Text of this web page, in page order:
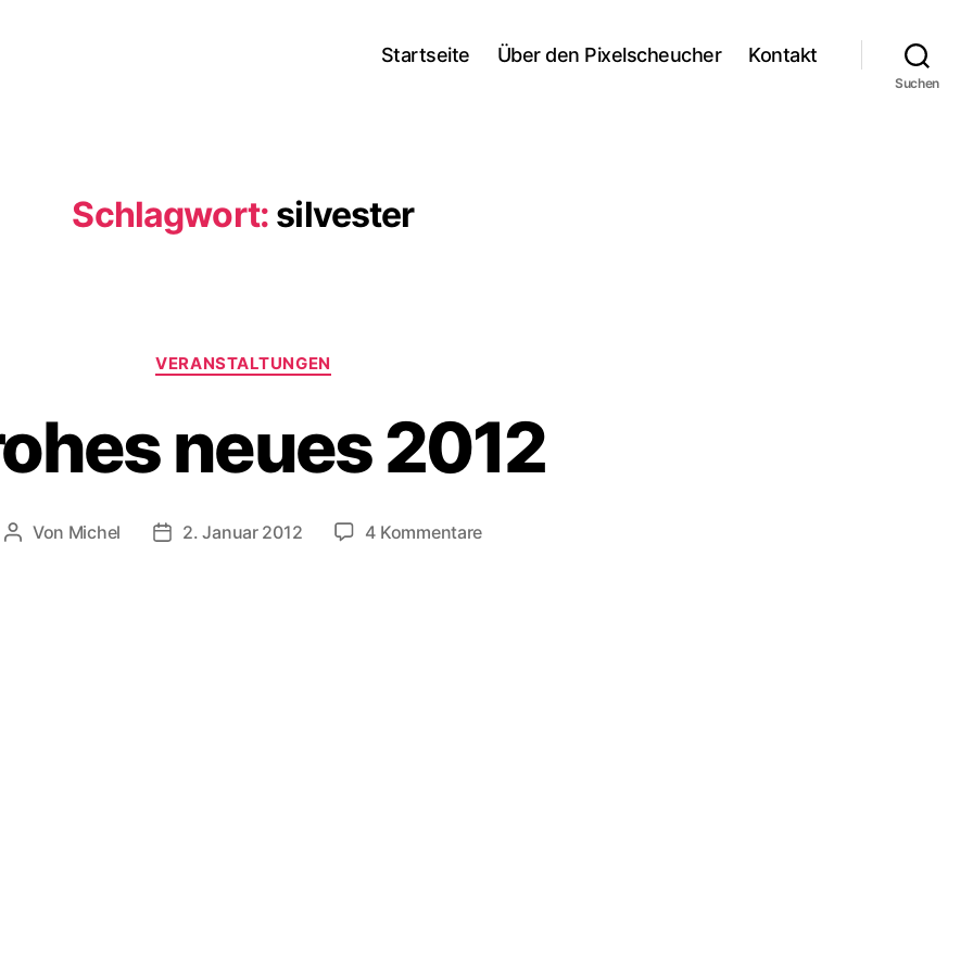
Startseite Über den Pixelscheucher Kontakt
Suchen
Schlagwort: silvester
Kategorien
VERANSTALTUNGEN
neues 2012
Beitragsautor
Von Michel Veröffentlichungsdatum
2. Januar 2012 4 Kommentarezu